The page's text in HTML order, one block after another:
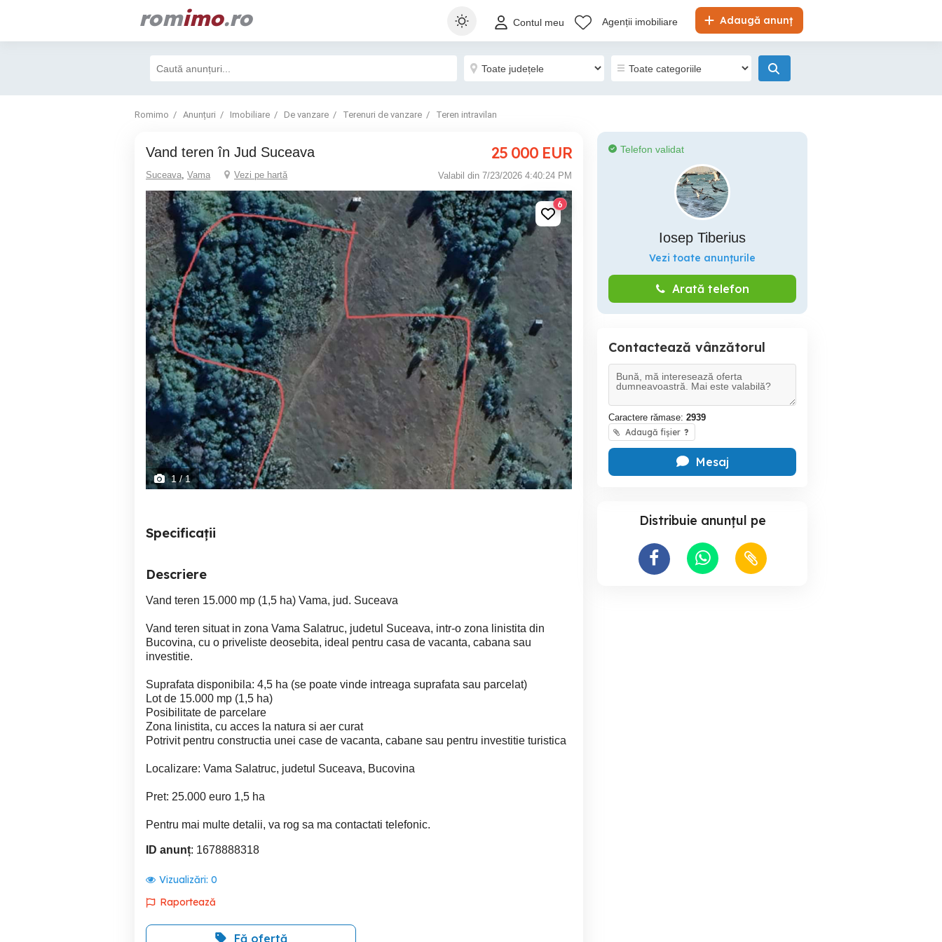
romimo.ro Adaugă anunț
Contul meu Agenții imobiliare
Romimo Anunțuri Imobiliare De vanzare Terenuri de vanzare Teren intravilan
Vand teren în Jud Suceava 25 000 EUR
Suceava, Vama Vezi pe hartă Valabil din 7/23/2026 4:40:24 PM
6
1 / 1
Specificații
Descriere
Vand teren 15.000 mp (1,5 ha) Vama, jud. Suceava
Vand teren situat in zona Vama Salatruc, judetul Suceava, intr-o zona linistita din
Bucovina, cu o priveliste deosebita, ideal pentru casa de vacanta, cabana sau
investitie.
Suprafata disponibila: 4,5 ha (se poate vinde intreaga suprafata sau parcelat)
Lot de 15.000 mp (1,5 ha)
Posibilitate de parcelare
Zona linistita, cu acces la natura si aer curat
Potrivit pentru constructia unei case de vacanta, cabane sau pentru investitie turistica
Localizare: Vama Salatruc, judetul Suceava, Bucovina
Pret: 25.000 euro 1,5 ha
Pentru mai multe detalii, va rog sa ma contactati telefonic.
ID anunț: 1678888318
Vizualizări: 0
Raportează
Fă ofertă
Telefon validat
Iosep Tiberius
Vezi toate anunțurile
Arată telefon
Contactează vânzătorul
Caractere rămase: 2939
Adaugă fișier ?
Mesaj
Distribuie anunțul pe